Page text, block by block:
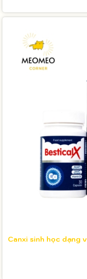
Canxi sinh học dạng